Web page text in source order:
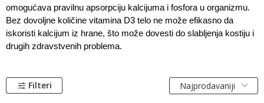
omogućava pravilnu apsorpciju kalcijuma i fosfora u organizmu.
Bez dovoljne količine vitamina D3 telo ne može efikasno da
iskoristi kalcijum iz hrane, što može dovesti do slabljenja kostiju i
drugih zdravstvenih problema.
Filteri Najprodavaniji